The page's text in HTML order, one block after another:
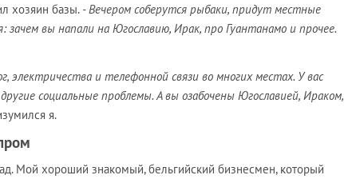
хозяин базы. - Вечером соберутся рыбаки, придут местные
вы напали на Югославию, Ирак, про Гуантанамо и прочее.
электричества и телефонной связи во многих местах. У вас
социальные проблемы. А вы озабочены Югославией, Ираком,
я.
Мой хороший знакомый, бельгийский бизнесмен, который